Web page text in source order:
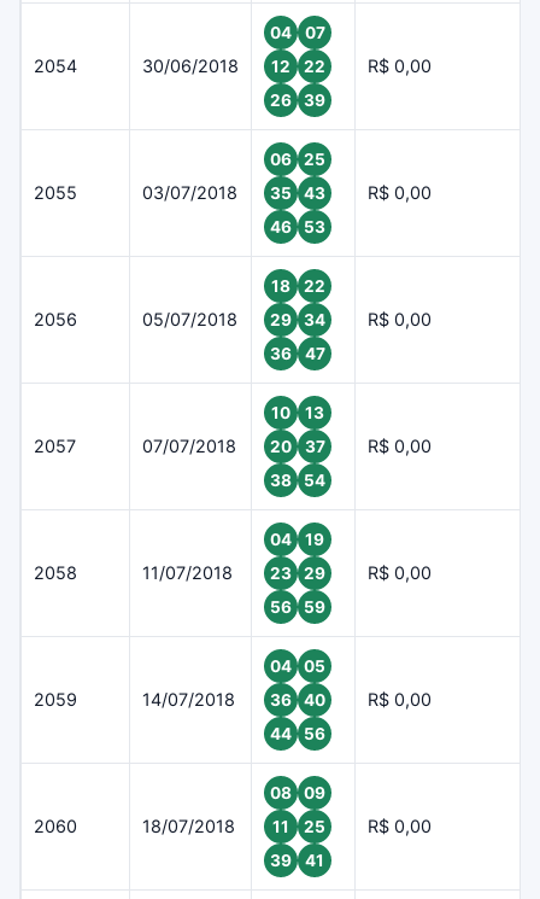
2054 30/06/2018
04
07
12
22
26
39
R$ 0,00
2055 03/07/2018
06
25
35
43
46
53
R$ 0,00
2056 05/07/2018
18
22
29
34
36
47
R$ 0,00
2057 07/07/2018
10
13
20
37
38
54
R$ 0,00
2058 11/07/2018
04
19
23
29
56
59
R$ 0,00
2059 14/07/2018
04
05
36
40
44
56
R$ 0,00
2060 18/07/2018
08
09
11
25
39
41
R$ 0,00